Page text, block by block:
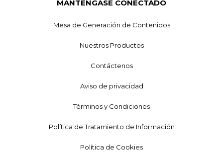
MANTÉNGASE CONECTADO
Mesa de Generación de Contenidos
Nuestros Productos
Contáctenos
Aviso de privacidad
Términos y Condiciones
Política de Tratamiento de Información
Política de Cookies